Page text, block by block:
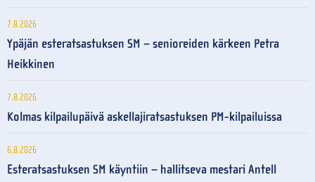
7.8.2026
Ypäjän esteratsastuksen SM – senioreiden kärkeen Petra
Heikkinen
7.8.2026
Kolmas kilpailupäivä askellajiratsastuksen PM-kilpailuissa
6.8.2026
Esteratsastuksen SM käyntiin – hallitseva mestari Antell